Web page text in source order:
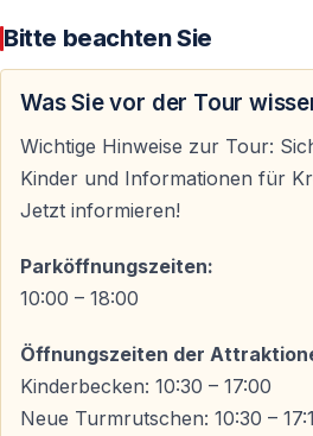
Rutschen für
Schnelle Body-Slides,
und Rafting-Rutschen sorgen für
und pure Begeisterung.
Sie entscheiden selbst, wie
Das große Wellenbecken vermittelt
Bitte beachten Sie
Was Sie vor der Tour
Wichtige Hinweise zur Tour:
Kinder und Informationen für
Jetzt informieren!
Parköffnungszeiten:
10:00 – 18:00
Öffnungszeiten der
Kinderbecken: 10:30 – 17:00
Neue Turmrutschen: 10:30 –